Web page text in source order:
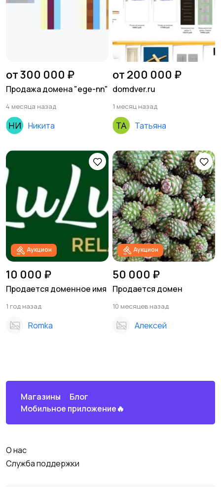
от 300 000 ₽
Продажа домена "ege-nn"
4 месяца назад
Никита
от 200 000 ₽
domdver.ru
1 месяц назад
Татьяна
Аукцион
10 000 ₽
Продается доменное имя
1 год назад
Romka
Аукцион
50 000 ₽
Продается домен
10 месяцев назад
Алексей
Магазины
Блог
Мобильное приложение🔥
О нас
Служба поддержки